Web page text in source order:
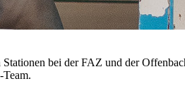
bei der FAZ und der